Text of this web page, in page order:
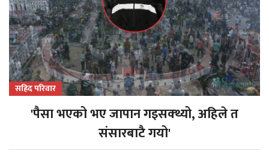
सहिद परिवार
'पैसा भएको भए जापान गइसक्थ्यो, अहिले त
संसारबाटै गयो'